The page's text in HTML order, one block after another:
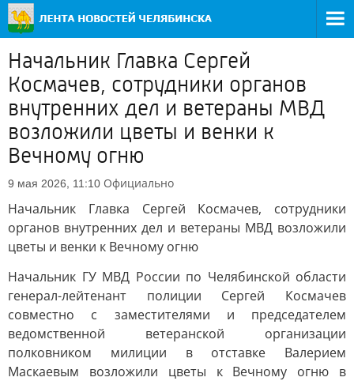
Начальник Главка Сергей
Космачев, сотрудники органов
внутренних дел и ветераны МВД
возложили цветы и венки к
Вечному огню
9 мая 2026, 11:10 Официально
Начальник Главка Сергей Космачев, сотрудники
органов внутренних дел и ветераны МВД возложили
цветы и венки к Вечному огню
Начальник ГУ МВД России по Челябинской области
генерал-лейтенант полиции Сергей Космачев
совместно с заместителями и председателем
ведомственной ветеранской организации
полковником милиции в отставке Валерием
Маскаевым возложили цветы к Вечному огню в